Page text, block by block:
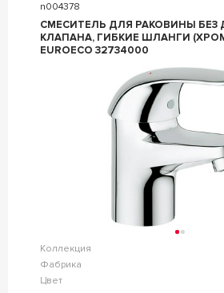
n004378
СМЕСИТЕЛЬ ДЛЯ РАКОВИНЫ
КЛАПАНА, ГИБКИЕ ШЛАНГИ
EUROECO 32734000
Коллекция
Фабрика
Цвет